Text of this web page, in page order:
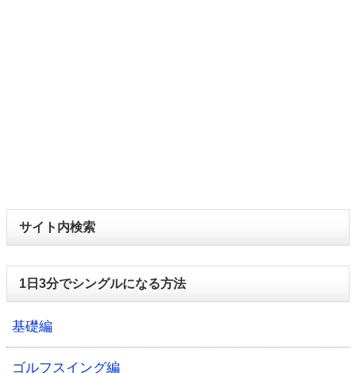
サイト内検索
1日3分でシングルになる方法
基礎編
ゴルフスイング編